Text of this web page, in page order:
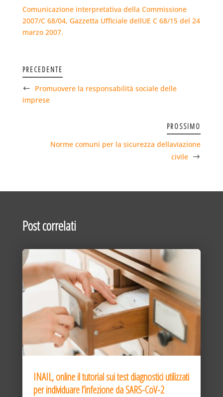
Comunicazione interpretativa della Commissione
2007/C 68/04, Gazzetta Ufficiale dellUE C 68/15 del 24
marzo 2007.
PRECEDENTE
Promuovere la responsabilità sociale delle
imprese
PROSSIMO
Norme comuni per la sicurezza dellaviazione
civile
Post correlati
INAIL, online il tutorial sui test diagnostici utilizzati
per individuare l’infezione da SARS-CoV-2